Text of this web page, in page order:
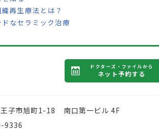
再生療法とは？
なセラミック治療
ドクターズ・ファイルから
ネット予約する
子市旭町1-18 南口第一ビル 4F
9336